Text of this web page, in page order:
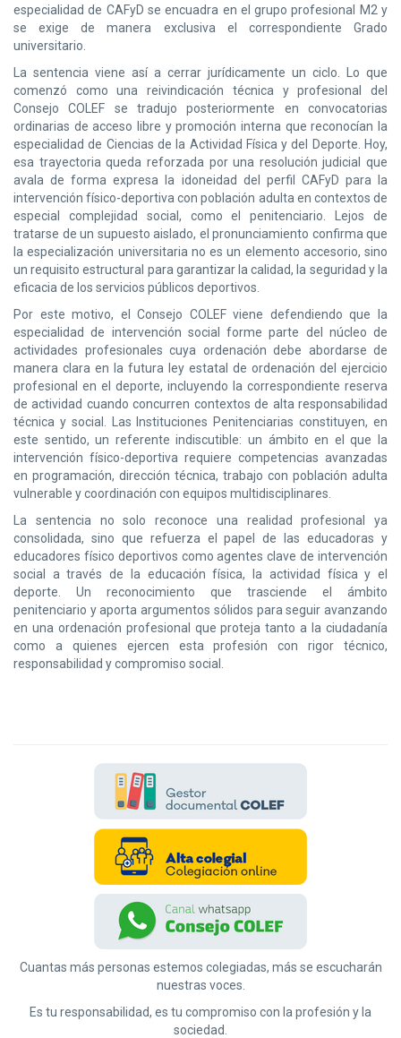
especialidad de CAFyD se encuadra en el grupo profesional M2 y
se exige de manera exclusiva el correspondiente Grado
universitario.
La sentencia viene así a cerrar jurídicamente un ciclo. Lo que
comenzó como una reivindicación técnica y profesional del
Consejo COLEF se tradujo posteriormente en convocatorias
ordinarias de acceso libre y promoción interna que reconocían la
especialidad de Ciencias de la Actividad Física y del Deporte. Hoy,
esa trayectoria queda reforzada por una resolución judicial que
avala de forma expresa la idoneidad del perfil CAFyD para la
intervención físico-deportiva con población adulta en contextos de
especial complejidad social, como el penitenciario. Lejos de
tratarse de un supuesto aislado, el pronunciamiento confirma que
la especialización universitaria no es un elemento accesorio, sino
un requisito estructural para garantizar la calidad, la seguridad y la
eficacia de los servicios públicos deportivos.
Por este motivo, el Consejo COLEF viene defendiendo que la
especialidad de intervención social forme parte del núcleo de
actividades profesionales cuya ordenación debe abordarse de
manera clara en la futura ley estatal de ordenación del ejercicio
profesional en el deporte, incluyendo la correspondiente reserva
de actividad cuando concurren contextos de alta responsabilidad
técnica y social. Las Instituciones Penitenciarias constituyen, en
este sentido, un referente indiscutible: un ámbito en el que la
intervención físico-deportiva requiere competencias avanzadas
en programación, dirección técnica, trabajo con población adulta
vulnerable y coordinación con equipos multidisciplinares.
La sentencia no solo reconoce una realidad profesional ya
consolidada, sino que refuerza el papel de las educadoras y
educadores físico deportivos como agentes clave de intervención
social a través de la educación física, la actividad física y el
deporte. Un reconocimiento que trasciende el ámbito
penitenciario y aporta argumentos sólidos para seguir avanzando
en una ordenación profesional que proteja tanto a la ciudadanía
como a quienes ejercen esta profesión con rigor técnico,
responsabilidad y compromiso social.
Cuantas más personas estemos colegiadas, más se escucharán
nuestras voces.
Es tu responsabilidad, es tu compromiso con la profesión y la
sociedad.